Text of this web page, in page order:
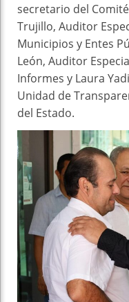
secretario del
Trujillo, Auditor
Municipios y Entes
León, Auditor
Informes y Laura
Unidad de
del Estado.